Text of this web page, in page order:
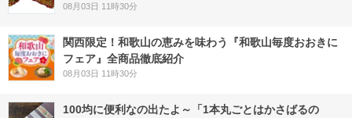
08月03日 11時30分
関西限定！和歌山の恵みを味わう『和歌山毎度おおきに
フェア』全商品徹底紹介
08月03日 11時30分
100均に便利なの出たよ～「1本丸ごとはかさばるの